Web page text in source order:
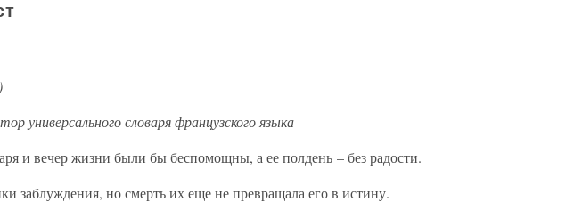
универсального словаря французского языка
и вечер жизни были бы беспомощны, а ее полдень – без радости.
заблуждения, но смерть их еще не превращала его в истину.